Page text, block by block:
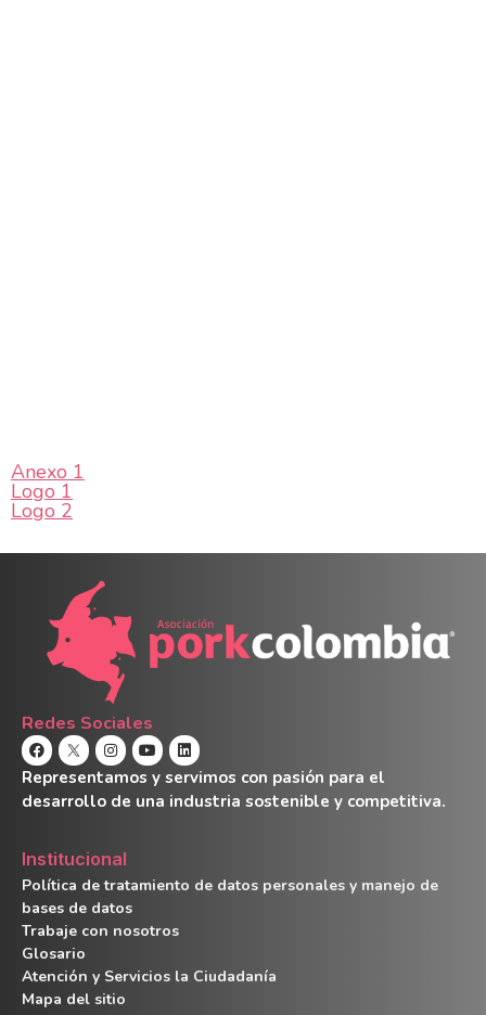
Anexo 1
Logo 1
Logo 2
Redes Sociales
Representamos y servimos con pasión para el
desarrollo de una industria sostenible y competitiva.
Institucional
Política de tratamiento de datos personales y manejo de
bases de datos
Trabaje con nosotros
Glosario
Atención y Servicios la Ciudadanía
Mapa del sitio